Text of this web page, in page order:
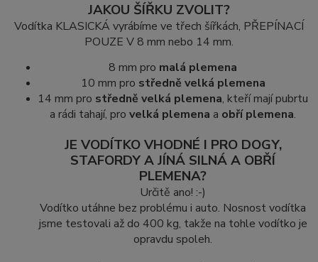
JAKOU ŠÍŘKU ZVOLIT?
Vodítka KLASICKÁ vyrábíme ve třech šířkách, PŘEPÍNACÍ
POUZE V 8 mm nebo 14 mm.
8 mm pro malá plemena
10 mm pro středně velká plemena
14 mm pro středně velká plemena, kteří mají pubrtu
a rádi tahají, provelká plemena a obří plemena.
JE VODÍTKO VHODNÉ I PRO DOGY,
STAFORDY A JÍNÁ SILNÁ A OBŘÍ
PLEMENA?
Určitě ano! :-)
Vodítko utáhne bez problému i auto. Nosnost vodítka
jsme testovali až do 400 kg, takže na tohle vodítko je
opravdu spoleh.